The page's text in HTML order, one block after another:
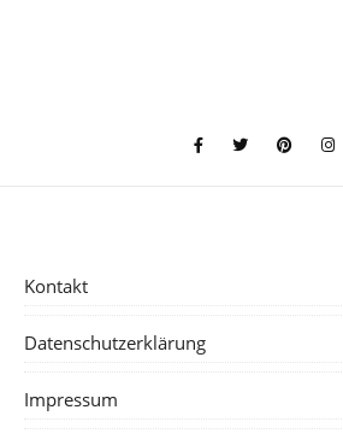
Kontakt
Datenschutzerklärung
Impressum